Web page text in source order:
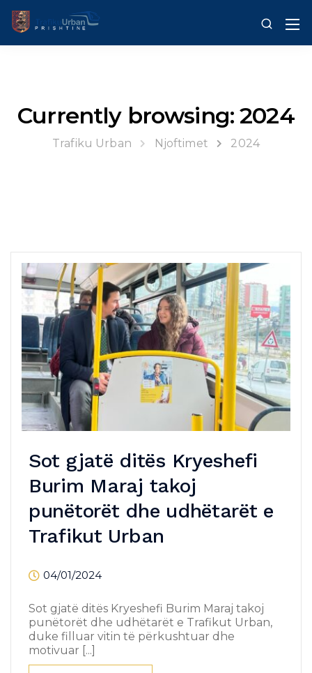
Currently browsing: 2024
Trafiku Urban Njoftimet 2024
Sot gjatë ditës Kryeshefi
Burim Maraj takoj
punëtorët dhe udhëtarët e
Trafikut Urban
04/01/2024
Sot gjatë ditës Kryeshefi Burim Maraj takoj
punëtorët dhe udhëtarët e Trafikut Urban,
duke filluar vitin të përkushtuar dhe
motivuar [...]